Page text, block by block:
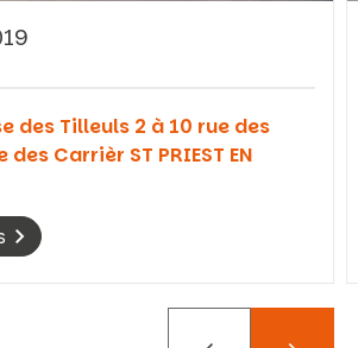
des Tilleuls 2 à 10 rue des
Carrièr ST PRIEST EN